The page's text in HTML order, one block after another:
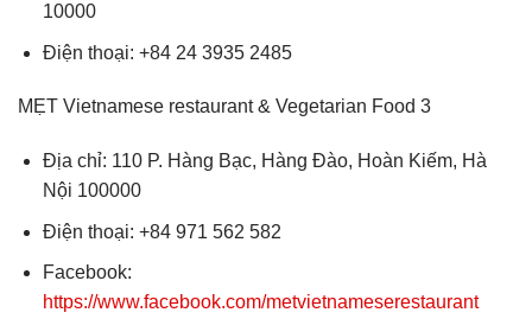
10000
Điện thoại: +84 24 3935 2485
MẸT Vietnamese restaurant & Vegetarian Food 3
Địa chỉ: 110 P. Hàng Bạc, Hàng Đào, Hoàn Kiếm, Hà
Nội 100000
Điện thoại: +84 971 562 582
Facebook:
https://www.facebook.com/metvietnameserestaurant